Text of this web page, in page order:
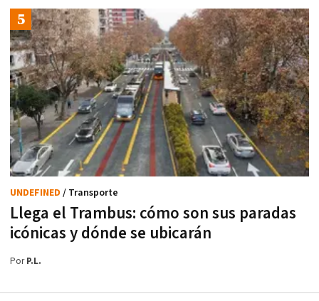
Llega el Trambus: cómo son sus paradas
icónicas y dónde se ubicarán
UNDEFINED / Transporte
PorP.L.